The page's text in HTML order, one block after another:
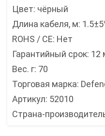
Цвет: чёрный
Длина кабеля, м:
ROHS / CE: Нет
Гарантийный срок: 12
Вес. г: 70
Торговая марка:
Артикул: 52010
Страна-